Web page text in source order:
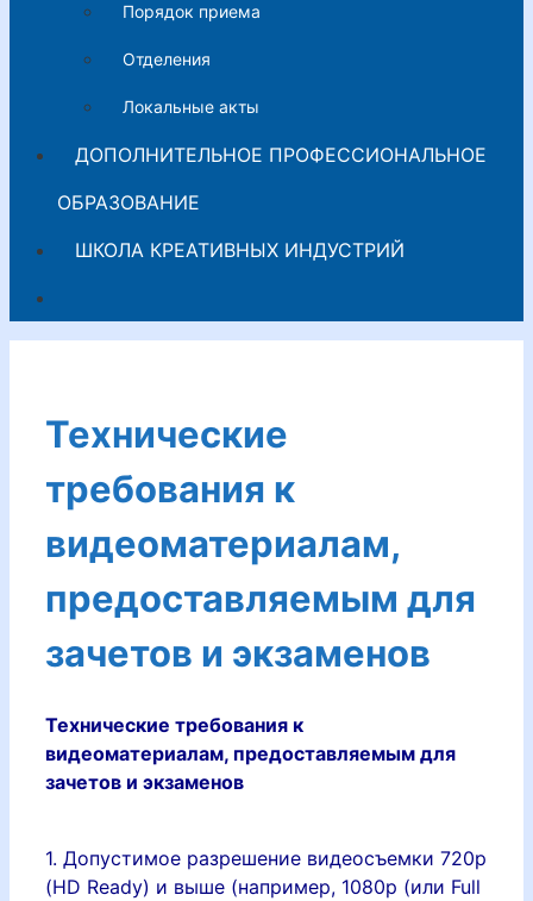
Порядок приема
Отделения
Локальные акты
ДОПОЛНИТЕЛЬНОЕ ПРОФЕССИОНАЛЬНОЕ
ОБРАЗОВАНИЕ
ШКОЛА КРЕАТИВНЫХ ИНДУСТРИЙ
Технические
требования к
видеоматериалам,
предоставляемым для
зачетов и экзаменов
Технические требования к
видеоматериалам, предоставляемым для
зачетов и экзаменов
1. Допустимое разрешение видеосъемки 720р
(HD Ready) и выше (например, 1080р (или Full